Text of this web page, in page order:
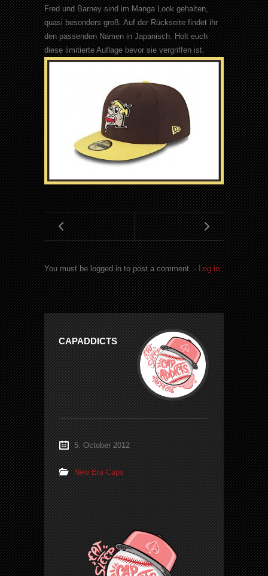
Fred und Barney sind im Manga Look gehalten,
quasi besonders groß. Auf der Rückseite findet ihr
den passenden Namen in Japanisch. Holt euch
diese limitierte Auflage bevor sie vergriffen ist.
You must be logged in to post a comment. -Log in
CAPADDICTS
5. October 2012
New Era Caps